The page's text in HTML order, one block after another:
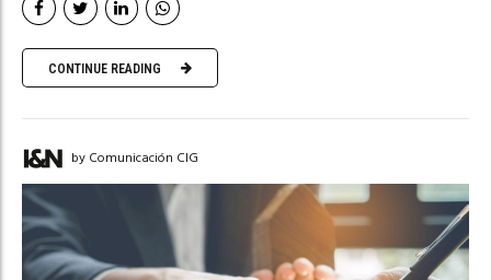
CONTINUE READING
by Comunicación CIG